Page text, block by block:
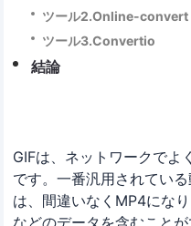
ツール2.Online-convert
ツール3.Convertio
結論
GIFは、ネットワークでよ
です。一番汎用されてい
は、間違いなくMP4にな